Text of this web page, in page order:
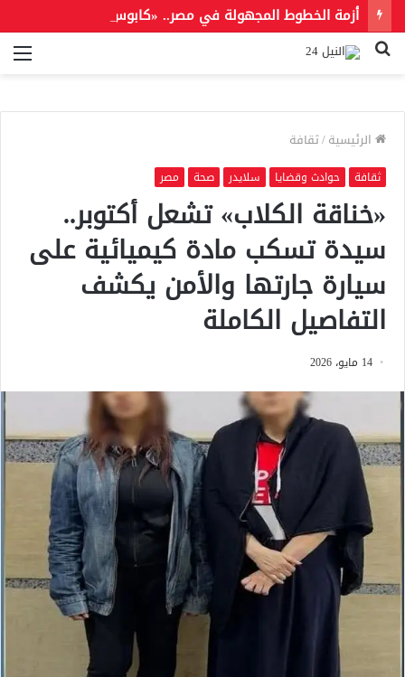
بحث
الرئيسية/ثقافة
ثقافة حوادث وقضايا سلايدر صحة مصر
«خناقة الكلاب» تشعل أكتوبر..
سيدة تسكب مادة كيميائية على
سيارة جارتها والأمن يكشف
التفاصيل الكاملة
14 مايو، 2026